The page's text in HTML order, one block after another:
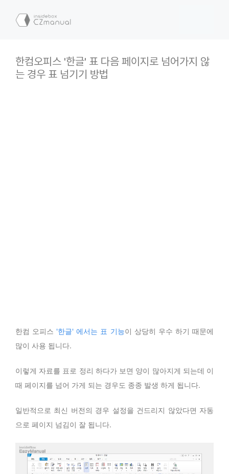
한컴오피스 '한글' 표 다음 페이지로 넘어가지 않
는 경우 표 넘기기 방법
한컴 오피스 '한글' 에서는 표 기능이 상당히 우수 하기 때문에
많이 사용 됩니다.
이렇게 자료를 표로 정리 하다가 보면 양이 많아지게 되는데 이
때 페이지를 넘어 가게 되는 경우도 종종 발생 하게 됩니다.
일반적으로 최신 버전의 경우 설정을 건드리지 않았다면 자동
으로 페이지 넘김이 잘 됩니다.